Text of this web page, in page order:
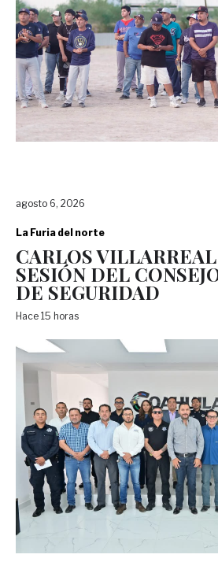
agosto 6, 2026
La Furia del norte
CARLOS
SESIÓN DEL
DE SEGURIDAD
Hace 15 horas